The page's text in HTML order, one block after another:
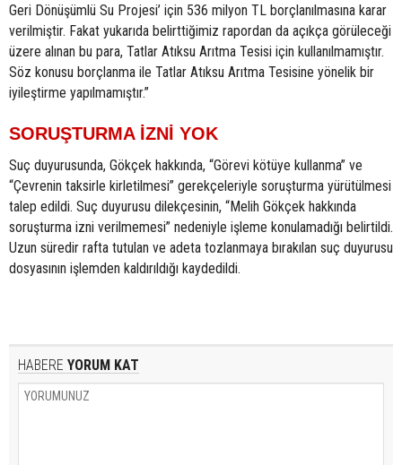
Geri Dönüşümlü Su Projesi’ için 536 milyon TL borçlanılmasına karar
verilmiştir. Fakat yukarıda belirttiğimiz rapordan da açıkça görüleceği
üzere alınan bu para, Tatlar Atıksu Arıtma Tesisi için kullanılmamıştır.
Söz konusu borçlanma ile Tatlar Atıksu Arıtma Tesisine yönelik bir
iyileştirme yapılmamıştır.”
SORUŞTURMA İZNİ YOK
Suç duyurusunda, Gökçek hakkında, “Görevi kötüye kullanma” ve
“Çevrenin taksirle kirletilmesi” gerekçeleriyle soruşturma yürütülmesi
talep edildi. Suç duyurusu dilekçesinin, “Melih Gökçek hakkında
soruşturma izni verilmemesi” nedeniyle işleme konulamadığı belirtildi.
Uzun süredir rafta tutulan ve adeta tozlanmaya bırakılan suç duyurusu
dosyasının işlemden kaldırıldığı kaydedildi.
HABERE YORUM KAT